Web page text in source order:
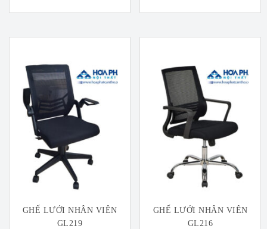
GHẾ LƯỚI NHÂN VIÊN
GL219
GHẾ LƯỚI NHÂN VIÊN
GL216